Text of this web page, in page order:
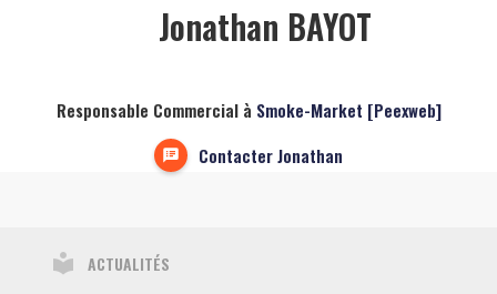
Jonathan BAYOT
Responsable Commercial à Smoke-Market [Peexweb]
Contacter Jonathan
local_library ACTUALITÉS